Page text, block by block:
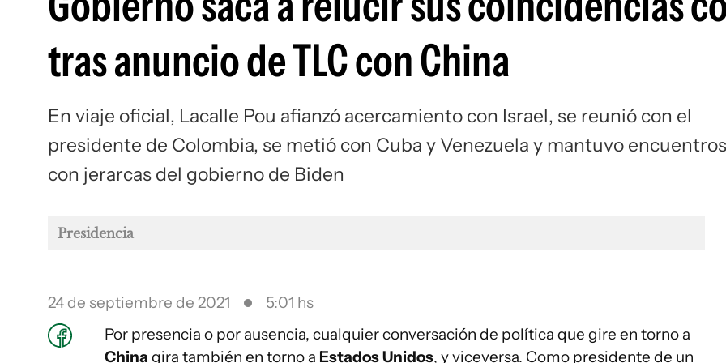
tras anuncio de TLC con China
En viaje oficial, Lacalle Pou afianzó acercamiento con Israel, se reunió con el
presidente de Colombia, se metió con Cuba y Venezuela y mantuvo encuentros
con jerarcas del gobierno de Biden
Presidencia
24 de septiembre de 2021
5:01 hs
Por presencia o por ausencia, cualquier conversación de política que gire en torno a
China gira también en torno a Estados Unidos, y viceversa. Como presidente de un